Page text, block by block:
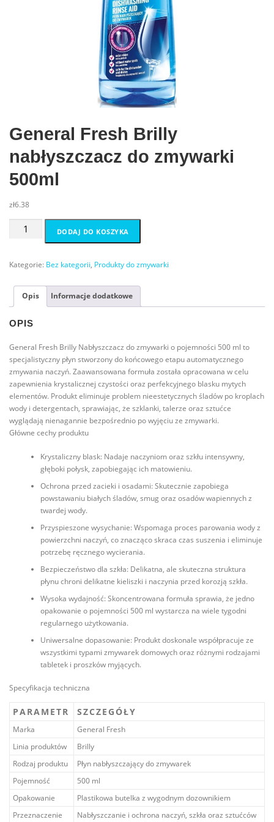
General Fresh Brilly
nabłyszczacz do zmywarki
500ml
zł6.38
Brilly
do
zmywarki
500ml
DODAJ DO KOSZYKA
Kategorie: Bez kategorii, Produkty do zmywarki
Opis Informacje dodatkowe
OPIS
General Fresh Brilly Nabłyszczacz do zmywarki o pojemności 500 ml to
specjalistyczny płyn stworzony do końcowego etapu automatycznego
zmywania naczyń. Zaawansowana formuła została opracowana w celu
zapewnienia krystalicznej czystości oraz perfekcyjnego blasku mytych
elementów. Produkt eliminuje problem nieestetycznych śladów po kroplach
wody i detergentach, sprawiając, że szklanki, talerze oraz sztućce
wyglądają nienagannie bezpośrednio po wyjęciu ze zmywarki.
Główne cechy produktu
Krystaliczny blask: Nadaje naczyniom oraz szkłu intensywny,
głęboki połysk, zapobiegając ich matowieniu.
Ochrona przed zacieki i osadami: Skutecznie zapobiega
powstawaniu białych śladów, smug oraz osadów wapiennych z
twardej wody.
Przyspieszone wysychanie: Wspomaga proces parowania wody z
powierzchni naczyń, co znacząco skraca czas suszenia i eliminuje
potrzebę ręcznego wycierania.
Bezpieczeństwo dla szkła: Delikatna, ale skuteczna struktura
płynu chroni delikatne kieliszki i naczynia przed korozją szkła.
Wysoka wydajność: Skoncentrowana formuła sprawia, że jedno
opakowanie o pojemności 500 ml wystarcza na wiele tygodni
regularnego użytkowania.
Uniwersalne dopasowanie: Produkt doskonale współpracuje ze
wszystkimi typami zmywarek domowych oraz różnymi rodzajami
tabletek i proszków myjących.
Specyfikacja techniczna
PARAMETR SZCZEGÓŁY
Marka
General Fresh
Linia produktów
Brilly
Rodzaj produktu
Płyn nabłyszczający do zmywarek
Pojemność
500 ml
Opakowanie
Plastikowa butelka z wygodnym dozownikiem
Przeznaczenie
Nabłyszczanie i ochrona naczyń, szkła oraz sztućców